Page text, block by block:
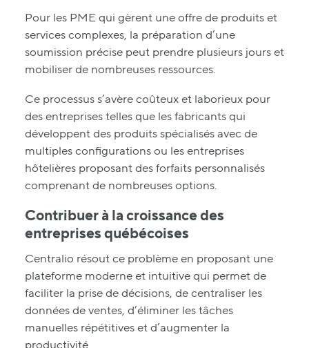
Pour les PME qui gèrent une offre de produits et
services complexes, la préparation d’une
soumission précise peut prendre plusieurs jours et
mobiliser de nombreuses ressources.
Ce processus s’avère coûteux et laborieux pour
des entreprises telles que les fabricants qui
développent des produits spécialisés avec de
multiples configurations ou les entreprises
hôtelières proposant des forfaits personnalisés
comprenant de nombreuses options.
Contribuer à la croissance des
entreprises québécoises
Centralio résout ce problème en proposant une
plateforme moderne et intuitive qui permet de
faciliter la prise de décisions, de centraliser les
données de ventes, d’éliminer les tâches
manuelles répétitives et d’augmenter la
productivité.